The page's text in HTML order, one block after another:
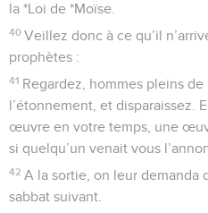
la *Loi de *Moïse.
40 Veillez donc à ce qu’il
prophètes :
41 Regardez, hommes pleins de
l’étonnement, et disparaissez.
œuvre en votre temps, une
si quelqu’un venait vous
42 A la sortie, on leur demanda
sabbat suivant.